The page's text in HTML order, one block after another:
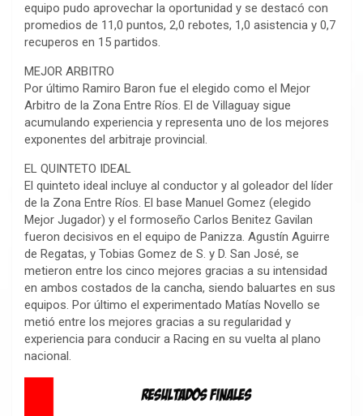
equipo pudo aprovechar la oportunidad y se destacó con
promedios de 11,0 puntos, 2,0 rebotes, 1,0 asistencia y 0,7
recuperos en 15 partidos.
MEJOR ARBITRO
Por último Ramiro Baron fue el elegido como el Mejor
Arbitro de la Zona Entre Ríos. El de Villaguay sigue
acumulando experiencia y representa uno de los mejores
exponentes del arbitraje provincial.
EL QUINTETO IDEAL
El quinteto ideal incluye al conductor y al goleador del líder
de la Zona Entre Ríos. El base Manuel Gomez (elegido
Mejor Jugador) y el formoseño Carlos Benitez Gavilan
fueron decisivos en el equipo de Panizza. Agustín Aguirre
de Regatas, y Tobias Gomez de S. y D. San José, se
metieron entre los cinco mejores gracias a su intensidad
en ambos costados de la cancha, siendo baluartes en sus
equipos. Por último el experimentado Matías Novello se
metió entre los mejores gracias a su regularidad y
experiencia para conducir a Racing en su vuelta al plano
nacional.